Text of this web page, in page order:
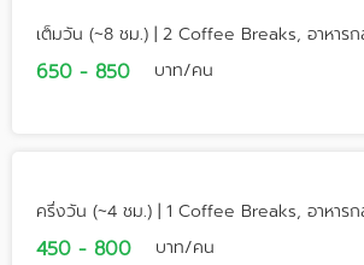
เต็มวัน (~8 ชม.) | 2 Coffee Breaks, อาหารก
650 - 850 บาท/คน
ครึ่งวัน (~4 ชม.) | 1 Coffee Breaks, อาหารก
450 - 800 บาท/คน